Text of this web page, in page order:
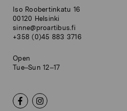
Iso Roobertinkatu 16
00120 Helsinki
sinne@proartibus.fi
+358 (0)45 883 3716
Open
Tue–Sun 12–17